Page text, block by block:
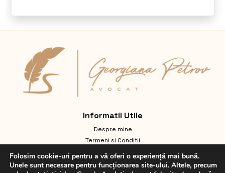
Informatii Utile
Despre mine
Termeni si Conditii
Întrebări frecvente
Politică de confidențialitate GDPR
Folosim cookie-uri pentru a vă oferi o experiență mai bună.
Unele sunt necesare pentru funcționarea site-ului. Altele, precum